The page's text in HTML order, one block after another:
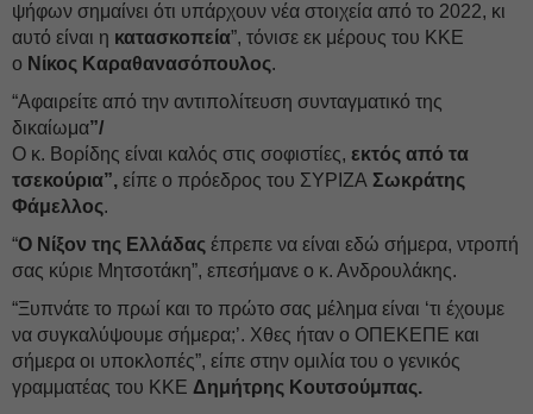
ψήφων σημαίνει ότι υπάρχουν νέα στοιχεία από το 2022, κι
αυτό είναι η κατασκοπεία”, τόνισε εκ μέρους του ΚΚΕ
ο Νίκος Καραθανασόπουλος.
“Αφαιρείτε από την αντιπολίτευση συνταγματικό της
δικαίωμα”/
Ο κ. Βορίδης είναι καλός στις σοφιστίες, εκτός από τα
τσεκούρια”, είπε ο πρόεδρος του ΣΥΡΙΖΑ Σωκράτης
Φάμελλος.
“Ο Νίξον της Ελλάδας έπρεπε να είναι εδώ σήμερα, ντροπή
σας κύριε Μητσοτάκη”, επεσήμανε ο κ. Ανδρουλάκης.
“Ξυπνάτε το πρωί και το πρώτο σας μέλημα είναι ‘τι έχουμε
να συγκαλύψουμε σήμερα;’. Χθες ήταν ο ΟΠΕΚΕΠΕ και
σήμερα οι υποκλοπές”, είπε στην ομιλία του ο γενικός
γραμματέας του ΚΚΕ Δημήτρης Κουτσούμπας.